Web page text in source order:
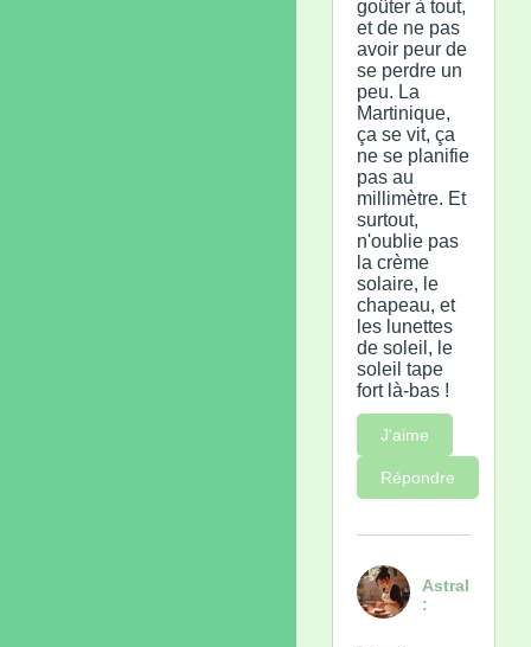
goûter à tout,
et de ne pas
avoir peur de
se perdre un
peu. La
Martinique,
ça se vit, ça
ne se planifie
pas au
millimètre. Et
surtout,
n'oublie pas
la crème
solaire, le
chapeau, et
les lunettes
de soleil, le
soleil tape
fort là-bas !
J'aime
Répondre
Astral
: